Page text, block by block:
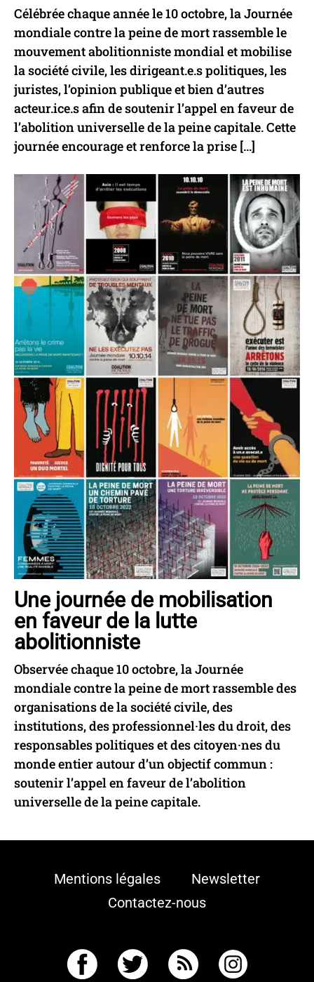
Célébrée chaque année le 10 octobre, la Journée
mondiale contre la peine de mort rassemble le
mouvement abolitionniste mondial et mobilise
la société civile, les dirigeant.e.s politiques, les
juristes, l’opinion publique et bien d’autres
acteur.ice.s afin de soutenir l’appel en faveur de
l’abolition universelle de la peine capitale. Cette
journée encourage et renforce la prise […]
Une journée de mobilisation
en faveur de la lutte
abolitionniste
Observée chaque 10 octobre, la Journée
mondiale contre la peine de mort rassemble des
organisations de la société civile, des
institutions, des professionnel·les du droit, des
responsables politiques et des citoyen·nes du
monde entier autour d’un objectif commun :
soutenir l’appel en faveur de l’abolition
universelle de la peine capitale.
Mentions légales
Newsletter
Contactez-nous